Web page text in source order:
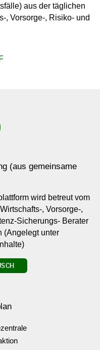
aus der täglichen
, Vorsorge-, Risiko- und
(aus gemeinsame
wird betreut vom
, Vorsorge-,
Sicherungs- Berater
(Angelegt unter